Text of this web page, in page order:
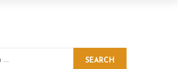
SEARCH